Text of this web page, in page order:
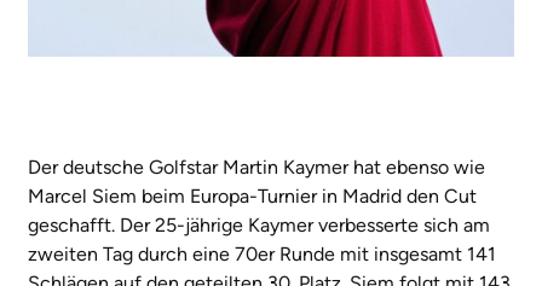
Der deutsche Golfstar Martin Kaymer hat ebenso wie
Marcel Siem beim Europa-Turnier in Madrid den Cut
geschafft. Der 25-jährige Kaymer verbesserte sich am
zweiten Tag durch eine 70er Runde mit insgesamt 141